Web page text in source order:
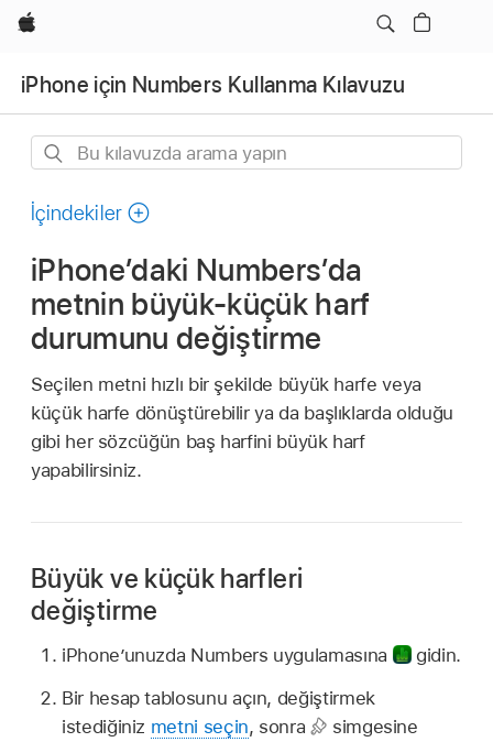
wzlhp
iPhone için Numbers Kullanma Kılavuzu
Bu
arama
İçindekiler
iPhone’daki Numbers’da
metnin büyük-küçük harf
durumunu değiştirme
Seçilen metni hızlı bir şekilde büyük harfe veya
küçük harfe dönüştürebilir ya da başlıklarda olduğu
gibi her sözcüğün baş harfini büyük harf
yapabilirsiniz.
Büyük ve küçük harfleri
değiştirme
iPhone’unuzda Numbers uygulamasına
gidin.
Bir hesap tablosunu açın, değiştirmek
istediğiniz metni seçin, sonra
simgesine